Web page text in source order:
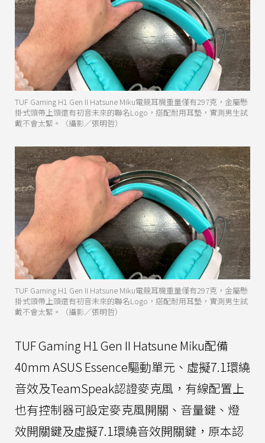
TUF Gaming H1 Gen II Hatsune Miku電競耳機重量僅有297克，金屬懸
掛式頭帶上頭還有初音未來的聯名Logo，搭配耐用耳墊，實測男生試
戴不會太緊。（攝影／張明哲）
TUF Gaming H1 Gen II Hatsune Miku電競耳機重量僅有297克，金屬懸
掛式頭帶上頭還有初音未來的聯名Logo，搭配耐用耳墊，實測男生試
戴不會太緊。（攝影／張明哲）
TUF Gaming H1 Gen II Hatsune Miku配備
40mm ASUS Essence驅動單元、虛擬7.1環繞
音效及TeamSpeak認證麥克風，有線配置上
也有控制器可設定麥克風開關、音量鍵、燈
效開關鍵及虛擬7.1環繞音效開關鍵，原本認